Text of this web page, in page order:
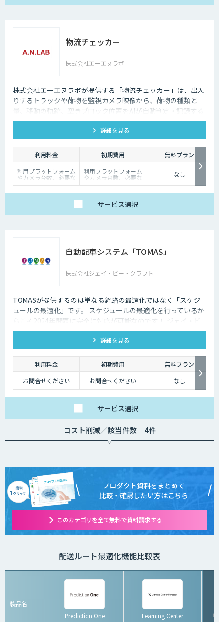
物流チェッカー
株式会社エーエヌラボ
株式会社エーエヌラボが提供する「物流チェッカー」は、出入
りするトラックや荷物を監視カメラ映像から、荷物の種類と
量、移動の軌跡、空きブロック位置をAIが自動判定・記録する
サービスです。
詳細を見る
利用料金 初期費用
無料プラン
利用プラットフォーム
やカメラ台数、必要な
チューニングの量によ
利用プラットフォーム
やカメラ台数、必要な
チューニングの量によ
なし
サービス選択
自動配車システム「TOMAS」
株式会社ジェイ・ビー・クラフト
TOMASが提供するのは単なる経路の最適化ではなく「スケジ
ュールの最適化」です。 スケジュールの最適化を行っているか
らこそ2024年問題に完全に対応が可能なのです！ ジェイ・ビ
ー・クラフトが提供する「TOMAS」は、ラストワンマイルの
自動配車だけでなく、幹線輸送や複雑な企業間配送にも完全対
応！お客様の配車に関するお悩み・課題はTOMASにお任せく
ださい！
詳細を見る
利用料金 初期費用
無料プラン
お問合せください
お問合せください なし
サービス選択
コスト削減／該当件数 4件
プロダクト資料をまとめて
比較・確認したい方はこちら
このカテゴリを全て無料で資料請求する
配送ルート最適化機能比較表
製品名
Prediction One
Learning Center
サ